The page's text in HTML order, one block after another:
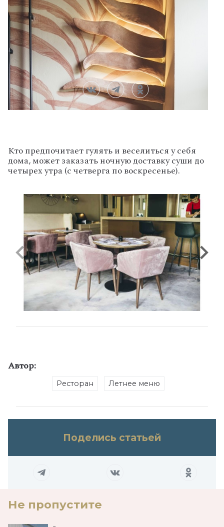
Кто предпочитает гулять и веселиться у себя
дома, может заказать ночную доставку суши до
четырех утра (с четверга по воскресенье).
Автор:
Ресторан Летнее меню
Поделись статьей
Не пропустите